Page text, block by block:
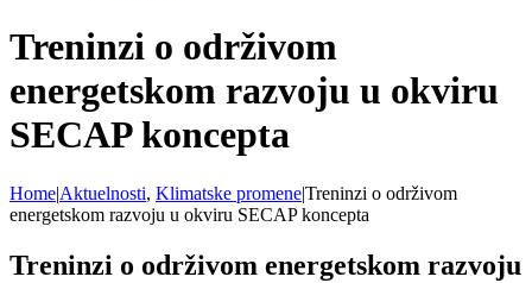
Treninzi o održivom
energetskom razvoju u okviru
SECAP koncepta
Home|Aktuelnosti, Klimatske promene|Treninzi o održivom
energetskom razvoju u okviru SECAP koncepta
Treninzi o održivom energetskom razvoju